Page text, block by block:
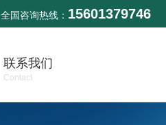
全国咨询热线： 15601379746
联系我们
Contact